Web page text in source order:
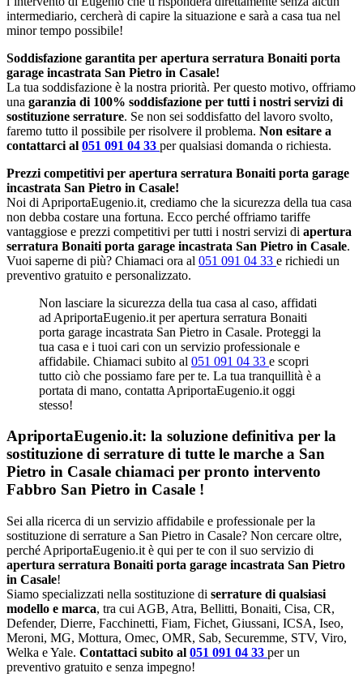
intermediario, cercherà di capire la situazione e sarà a casa tua nel
minor tempo possibile!
Soddisfazione garantita per apertura serratura Bonaiti porta
garage incastrata San Pietro in Casale!
La tua soddisfazione è la nostra priorità. Per questo motivo, offriamo
una garanzia di 100% soddisfazione per tutti i nostri servizi di
sostituzione serrature. Se non sei soddisfatto del lavoro svolto,
faremo tutto il possibile per risolvere il problema. Non esitare a
contattarci al 051 091 04 33 per qualsiasi domanda o richiesta.
Prezzi competitivi per apertura serratura Bonaiti porta garage
incastrata San Pietro in Casale!
Noi di ApriportaEugenio.it, crediamo che la sicurezza della tua casa
non debba costare una fortuna. Ecco perché offriamo tariffe
vantaggiose e prezzi competitivi per tutti i nostri servizi di apertura
serratura Bonaiti porta garage incastrata San Pietro in Casale.
Vuoi saperne di più? Chiamaci ora al 051 091 04 33 e richiedi un
preventivo gratuito e personalizzato.
Non lasciare la sicurezza della tua casa al caso, affidati
ad ApriportaEugenio.it per apertura serratura Bonaiti
porta garage incastrata San Pietro in Casale. Proteggi la
tua casa e i tuoi cari con un servizio professionale e
affidabile. Chiamaci subito al 051 091 04 33 e scopri
tutto ciò che possiamo fare per te. La tua tranquillità è a
portata di mano, contatta ApriportaEugenio.it oggi
stesso!
ApriportaEugenio.it: la soluzione definitiva per la
sostituzione di serrature di tutte le marche a San
Pietro in Casale chiamaci per pronto intervento
Fabbro San Pietro in Casale !
Sei alla ricerca di un servizio affidabile e professionale per la
sostituzione di serrature a San Pietro in Casale? Non cercare oltre,
perché ApriportaEugenio.it è qui per te con il suo servizio di
apertura serratura Bonaiti porta garage incastrata San Pietro
in Casale!
Siamo specializzati nella sostituzione di serrature di qualsiasi
modello e marca, tra cui AGB, Atra, Bellitti, Bonaiti, Cisa, CR,
Defender, Dierre, Facchinetti, Fiam, Fichet, Giussani, ICSA, Iseo,
Meroni, MG, Mottura, Omec, OMR, Sab, Securemme, STV, Viro,
Welka e Yale. Contattaci subito al 051 091 04 33 per un
preventivo gratuito e senza impegno!